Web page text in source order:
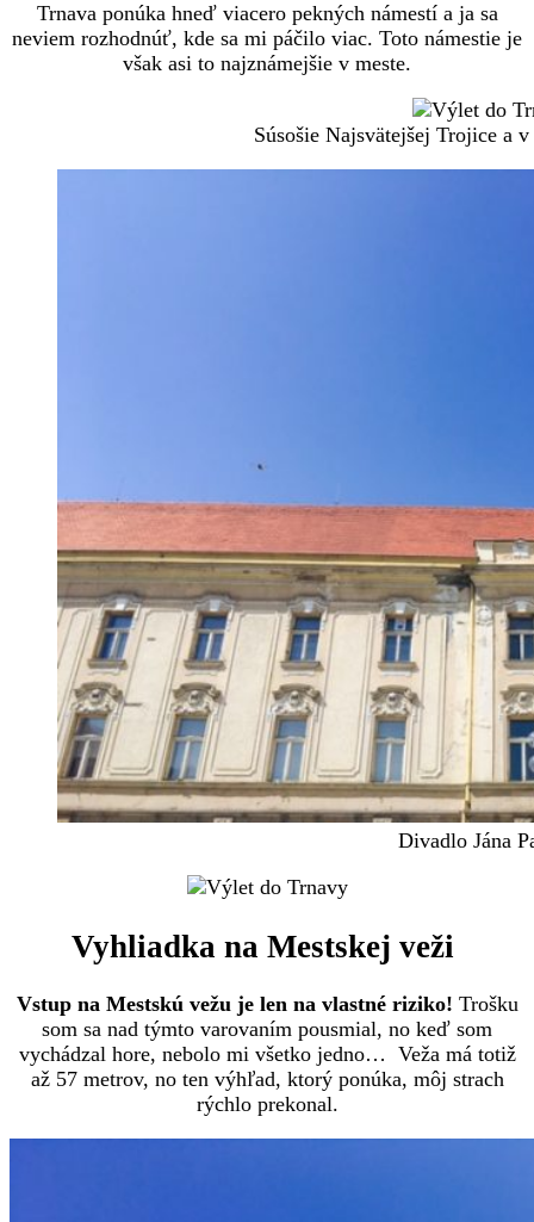
Trnava ponúka hneď viacero pekných námestí a ja sa
neviem rozhodnúť, kde sa mi páčilo viac. Toto námestie je
však asi to najznámejšie v meste.
Súsošie Najsvätejšej Trojice a
Divadlo Jána
Vyhliadka na Mestskej veži
Vstup na Mestskú vežu je len na vlastné riziko! Trošku
som sa nad týmto varovaním pousmial, no keď som
vychádzal hore, nebolo mi všetko jedno… Veža má totiž
až 57 metrov, no ten výhľad, ktorý ponúka, môj strach
rýchlo prekonal.